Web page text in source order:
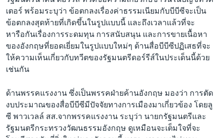
เตอร์ พร้อมระบุว่า ข้อตกลงเรื่องค่าธรรมเนียมกับบีบีซีจะเป็น
ข้อตกลงสุดท้ายที่เกิดขึ้นในรูปแบบนี้ และถึงเวลาแล้วที่จะ
หารือกันเรื่องการระดมทุน การสนับสนุน และการขายเนื้อหา
ของอังกฤษที่ยอดเยี่ยมในรูปแบบใหม่ๆ ด้านสื่อบีบีซีปฏิเสธที่จะ
ให้ความเห็นเกี่ยวกับทวีตของรัฐมนตรีดอร์รีส์ในประเด็นนี้ด้วย
เช่นกัน
ด้านพรรคแรงงาน ซึ่งเป็นพรรคฝ่ายค้านอังกฤษ มองว่า การตัด
งบประมาณของสื่อบีบีซีมีปัจจัยทางการเมืองมาเกี่ยวข้อง โดยลู
ซี พาวเวลล์ สส.จากพรรคแรงงาน ระบุว่า นายกรัฐมนตรีและ
รัฐมนตรีกระทรวงวัฒนธรรมอังกฤษ ดูเหมือนจะเต็มใจที่จะ